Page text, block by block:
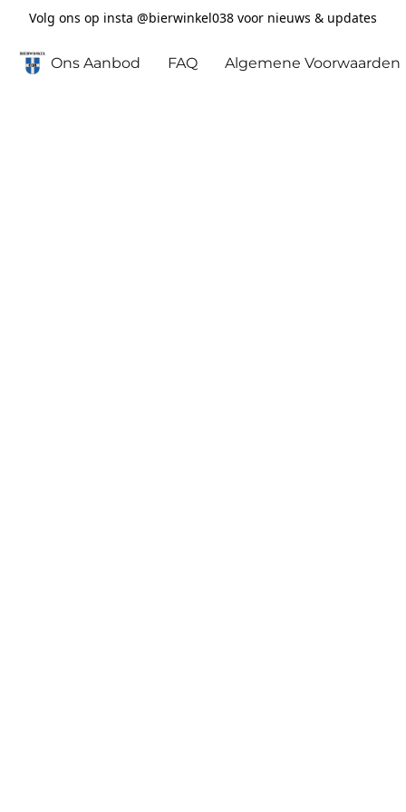
Volg ons op insta @bierwinkel038 voor nieuws & updates
Ons Aanbod FAQ Algemene Voorwaarden